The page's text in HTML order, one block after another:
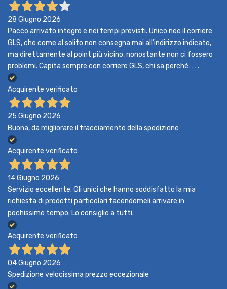
28 Giugno 2026
Pacco arrivato integro e nei tempi previsti. Unico neo il corriere
GLS, che come al solito non consegna mai all’indirizzo indicato,
ma direttamente al point più vicino, nonostante non ci fossero
problemi. Capita sempre con corriere GLS, chi sa perché…….
Acquirente verificato
25 Giugno 2026
Buona, da migliorare il tracciamento della spedizione
Acquirente verificato
14 Giugno 2026
Servizio eccellente. Gli unici che hanno soddisfatto la mia
richiesta di prodotti particolari facendomeli arrivare in
pochissimo tempo. Lo consiglio a tutti.
Acquirente verificato
04 Giugno 2026
Spedizione velocissima prezzo eccezionale